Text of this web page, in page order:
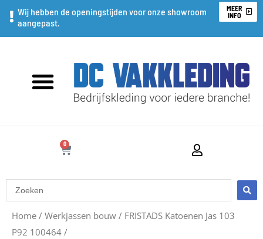
Ga
naar
Wij hebben de openingstijden voor onze showroom
aangepast.
MEER
INFO
0
WINKELWAGEN
Search
...
Home / Werkjassen bouw / FRISTADS Katoenen Jas 103
P92 100464 /